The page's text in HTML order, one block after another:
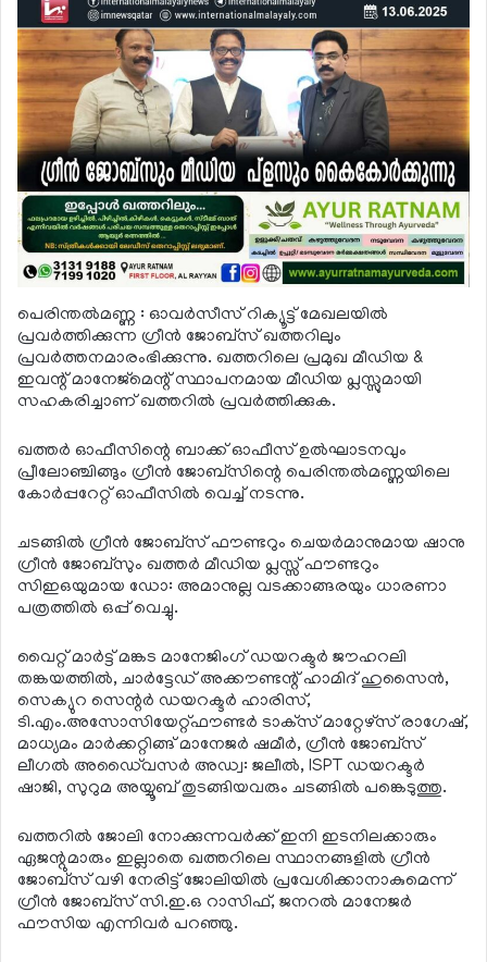
പെരിന്തല്‍മണ്ണ : ഓവര്‍സീസ് റിക്യൂട്ട് മേഖലയില്‍
പ്രവര്‍ത്തിക്കുന്ന ഗ്രീന്‍ ജോബ്‌സ് ഖത്തറിലും
പ്രവര്‍ത്തനമാരംഭിക്കുന്നു. ഖത്തറിലെ പ്രമുഖ മീഡിയ &
ഇവന്റ് മാനേജ്‌മെന്റ് സ്ഥാപനമായ മീഡിയ പ്ലസ്സുമായി
സഹകരിച്ചാണ് ഖത്തറില്‍ പ്രവര്‍ത്തിക്കുക.
ഖത്തര്‍ ഓഫീസിന്റെ ബാക്ക് ഓഫീസ് ഉല്‍ഘാടനവും
പ്രീലോഞ്ചിങ്ങും ഗ്രീന്‍ ജോബ്‌സിന്റെ പെരിന്തല്‍മണ്ണയിലെ
കോര്‍പ്പറേറ്റ് ഓഫീസില്‍ വെച്ച് നടന്നു.
ചടങ്ങില്‍ ഗ്രീന്‍ ജോബ്‌സ് ഫൗണ്ടറും ചെയര്‍മാനുമായ ഷാനു
ഗ്രീന്‍ ജോബ്‌സും ഖത്തര്‍ മീഡിയ പ്ലസ്സ് ഫൗണ്ടറും
സിഇഒയുമായ ഡോ: അമാനുല്ല വടക്കാങ്ങരയും ധാരണാ
പത്രത്തില്‍ ഒപ്പ് വെച്ചു.
വൈറ്റ് മാര്‍ട്ട് മങ്കട മാനേജിംഗ് ഡയറക്ടര്‍ ജൗഹറലി
തങ്കയത്തില്‍, ചാര്‍ട്ടേഡ് അക്കൗണ്ടന്റ് ഹാമിദ് ഹുസൈന്‍,
സെക്യുറ സെന്റര്‍ ഡയറക്ടര്‍ ഹാരിസ്,
ടി.എം.അസോസിയേറ്റ്ഫൗണ്ടര്‍ ടാക്‌സ് മാറ്റേഴ്‌സ് രാഗേഷ്,
മാധ്യമം മാര്‍ക്കറ്റിങ്ങ് മാനേജര്‍ ഷമീര്‍, ഗ്രീന്‍ ജോബ്‌സ്
ലീഗല്‍ അഡൈ്വസര്‍ അഡ്വ: ജലീല്‍, ISPT ഡയറക്ടര്‍
ഷാജി, സുറുമ അയ്യൂബ് തുടങ്ങിയവരും ചടങ്ങില്‍ പങ്കെടുത്തു.
ഖത്തറില്‍ ജോലി നോക്കുന്നവര്‍ക്ക് ഇനി ഇടനിലക്കാരും
ഏജന്റുമാരും ഇല്ലാതെ ഖത്തറിലെ സ്ഥാനങ്ങളില്‍ ഗ്രീന്‍
ജോബ്‌സ് വഴി നേരിട്ട് ജോലിയില്‍ പ്രവേശിക്കാനാകുമെന്ന്
ഗ്രീന്‍ ജോബ്‌സ് സി.ഇ.ഒ റാസിഫ്, ജനറല്‍ മാനേജര്‍
ഫൗസിയ എന്നിവര്‍ പറഞ്ഞു.